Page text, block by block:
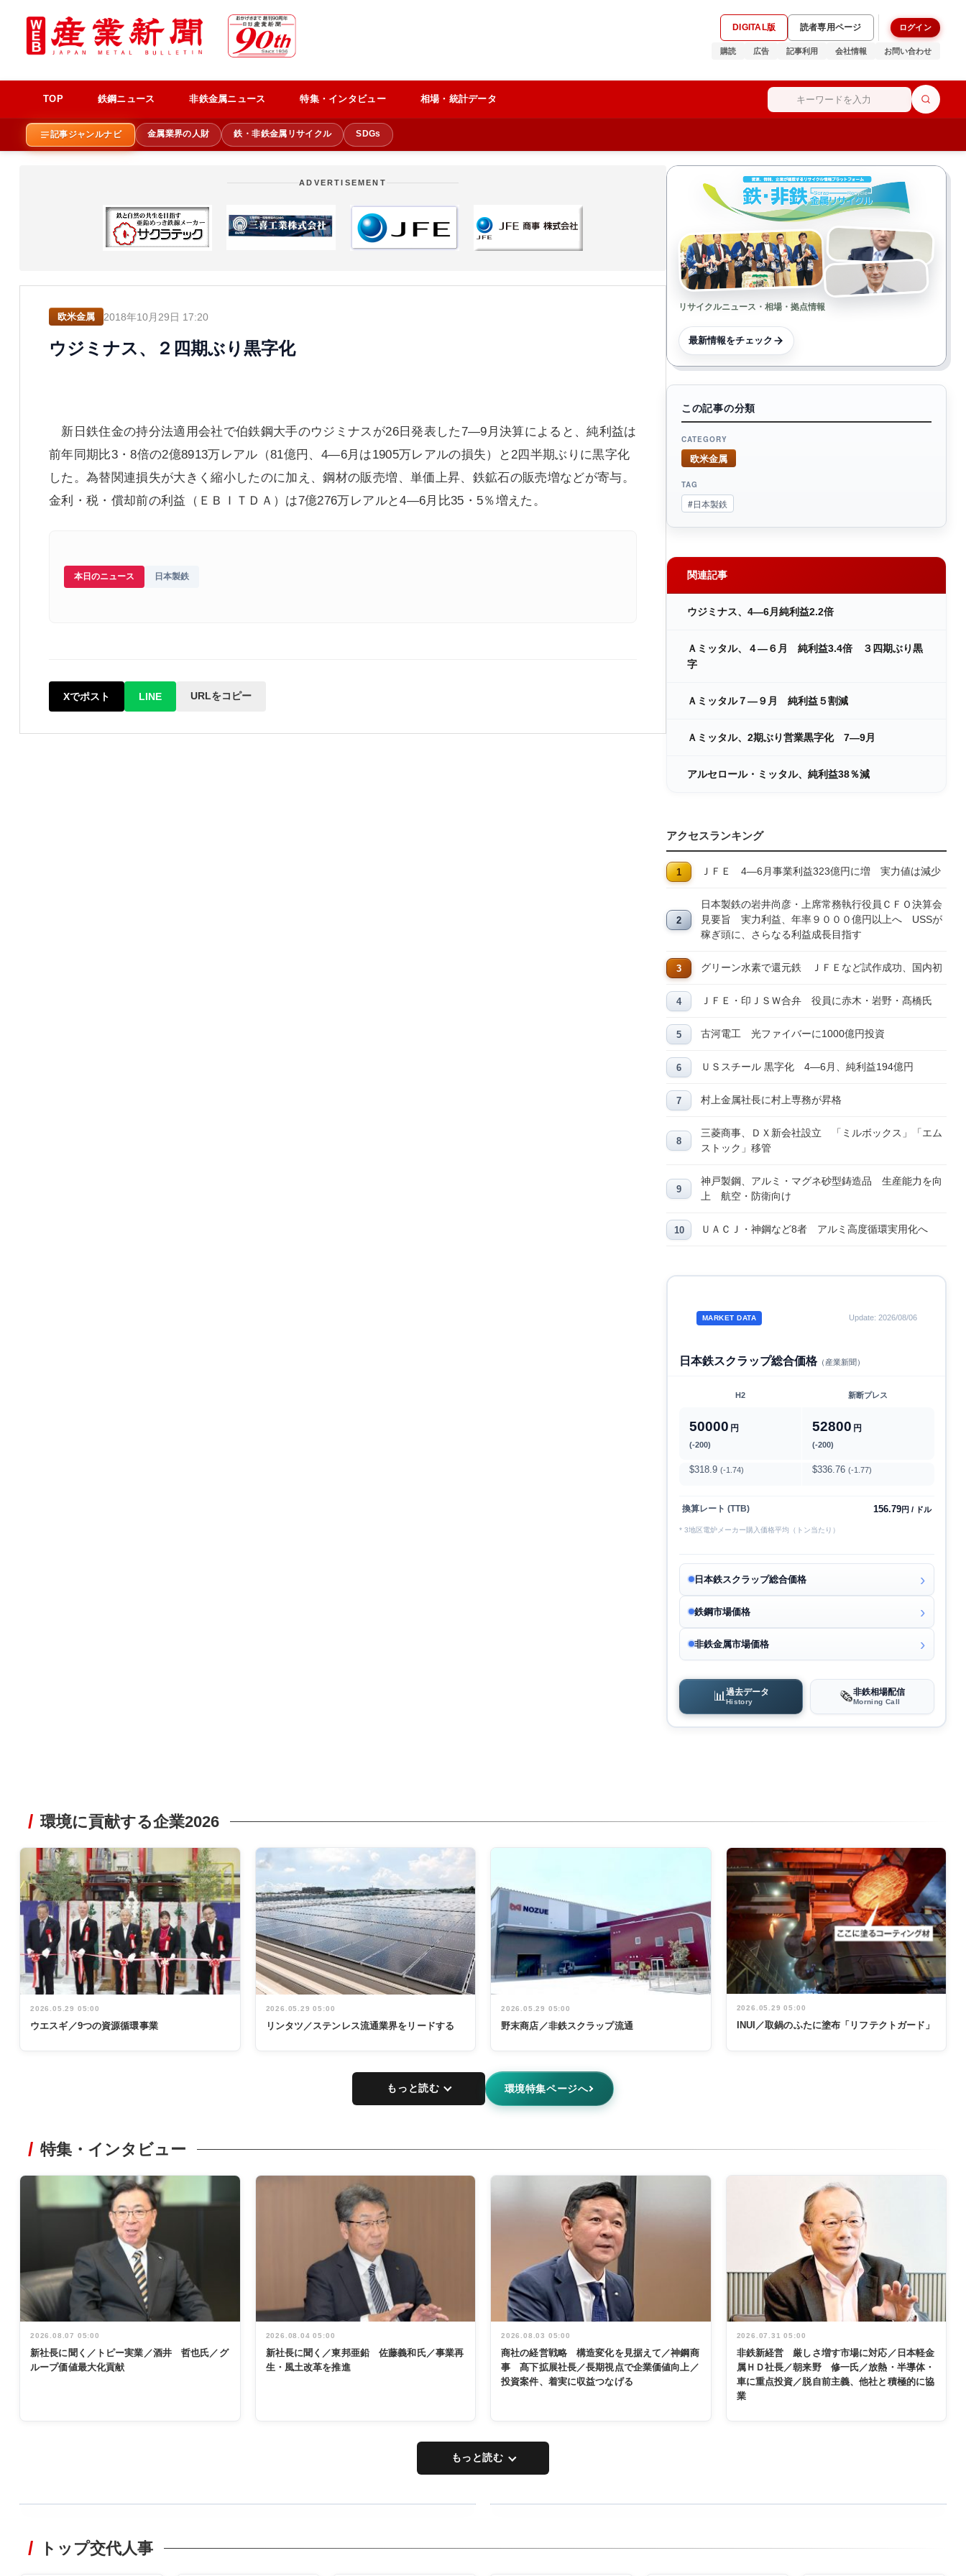
DIGITAL版 読者専用ページ ログイン
購読 広告 記事利用 会社情報 お問い合わせ
TOP 鉄鋼ニュース 非鉄金属ニュース 特集・インタビュー 相場・統計データ
記事ジャンルナビ 金属業界の人財 鉄・非鉄金属リサイクル SDGs
ADVERTISEMENT
欧米金属 2018年10月29日 17:20
ウジミナス、２四期ぶり黒字化
新日鉄住金の持分法適用会社で伯鉄鋼大手のウジミナスが26日発表した7―9月決算によると、純利益は
前年同期比3・8倍の2億8913万レアル（81億円、4―6月は1905万レアルの損失）と2四半期ぶりに黒字化
した。為替関連損失が大きく縮小したのに加え、鋼材の販売増、単価上昇、鉄鉱石の販売増などが寄与。
金利・税・償却前の利益（ＥＢＩＴＤＡ）は7億276万レアルと4―6月比35・5％増えた。
本日のニュース 日本製鉄
Xでポスト LINE URLをコピー
リサイクルニュース・相場・拠点情報
最新情報をチェック
この記事の分類
CATEGORY
欧米金属
TAG
#日本製鉄
関連記事
ウジミナス、4―6月純利益2.2倍
Ａミッタル、４―６月 純利益3.4倍 ３四期ぶり黒
字
Ａミッタル７―９月 純利益５割減
Ａミッタル、2期ぶり営業黒字化 7―9月
アルセロール・ミッタル、純利益38％減
アクセスランキング
ＪＦＥ 4―6月事業利益323億円に増 実力値は減少
日本製鉄の岩井尚彦・上席常務執行役員ＣＦＯ決算会
見要旨 実力利益、年率９０００億円以上へ USSが
稼ぎ頭に、さらなる利益成長目指す
グリーン水素で還元鉄 ＪＦＥなど試作成功、国内初
ＪＦＥ・印ＪＳＷ合弁 役員に赤木・岩野・髙橋氏
古河電工 光ファイバーに1000億円投資
ＵＳスチール 黒字化 4―6月、純利益194億円
村上金属社長に村上専務が昇格
三菱商事、ＤＸ新会社設立 「ミルボックス」「エム
ストック」移管
神戸製鋼、アルミ・マグネ砂型鋳造品 生産能力を向
上 航空・防衛向け
ＵＡＣＪ・神鋼など8者 アルミ高度循環実用化へ
MARKET DATA Update: 2026/08/06
日本鉄スクラップ総合価格（産業新聞）
H2 新断プレス
50000 円
(-200)
52800 円
(-200)
$318.9 (-1.74) $336.76 (-1.77)
換算レート (TTB) 156.79円 / ドル
* 3地区電炉メーカー購入価格平均（トン当たり）
日本鉄スクラップ総合価格
鉄鋼市場価格
非鉄金属市場価格
📊 過去データ
History 🗞️非鉄相場配信
Morning Call
環境に貢献する企業2026
2026.05.29 05:00
ウエスギ／9つの資源循環事業
2026.05.29 05:00
リンタツ／ステンレス流通業界をリードする
2026.05.29 05:00
野末商店／非鉄スクラップ流通
2026.05.29 05:00
INUI／取鍋のふたに塗布「リフテクトガード」
もっと読む 環境特集ページへ
特集・インタビュー
2026.08.07 05:00
新社長に聞く／トピー実業／酒井 哲也氏／グ
ループ価値最大化貢献
2026.08.04 05:00
新社長に聞く／東邦亜鉛 佐藤義和氏／事業再
生・風土改革を推進
2026.08.03 05:00
商社の経営戦略 構造変化を見据えて／神鋼商
事 髙下拡展社長／長期視点で企業価値向上／
投資案件、着実に収益つなげる
2026.07.31 05:00
非鉄新経営 厳しさ増す市場に対応／日本軽金
属ＨＤ社長／朝来野 修一氏／放熱・半導体・
車に重点投資／脱自前主義、他社と積極的に協
業
もっと読む
非鉄業界で
トップ交代人事